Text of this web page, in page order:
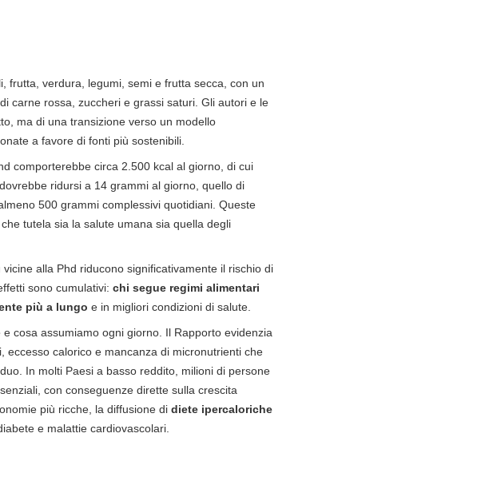
frutta, verdura, legumi, semi e frutta secca, con un
carne rossa, zuccheri e grassi saturi. Gli autori e le
ma di una transizione verso un modello
a favore di fonti più sostenibili.
comporterebbe circa 2.500 kcal al giorno, di cui
ridursi a 14 grammi al giorno, quello di
500 grammi complessivi quotidiani. Queste
tutela sia la salute umana sia quella degli
alla Phd riducono significativamente il rischio di
sono cumulativi: chi segue regimi alimentari
più a lungo e in migliori condizioni di salute.
cosa assumiamo ogni giorno. Il Rapporto evidenzia
eccesso calorico e mancanza di micronutrienti che
In molti Paesi a basso reddito, milioni di persone
con conseguenze dirette sulla crescita
più ricche, la diffusione di diete ipercaloriche
e malattie cardiovascolari.